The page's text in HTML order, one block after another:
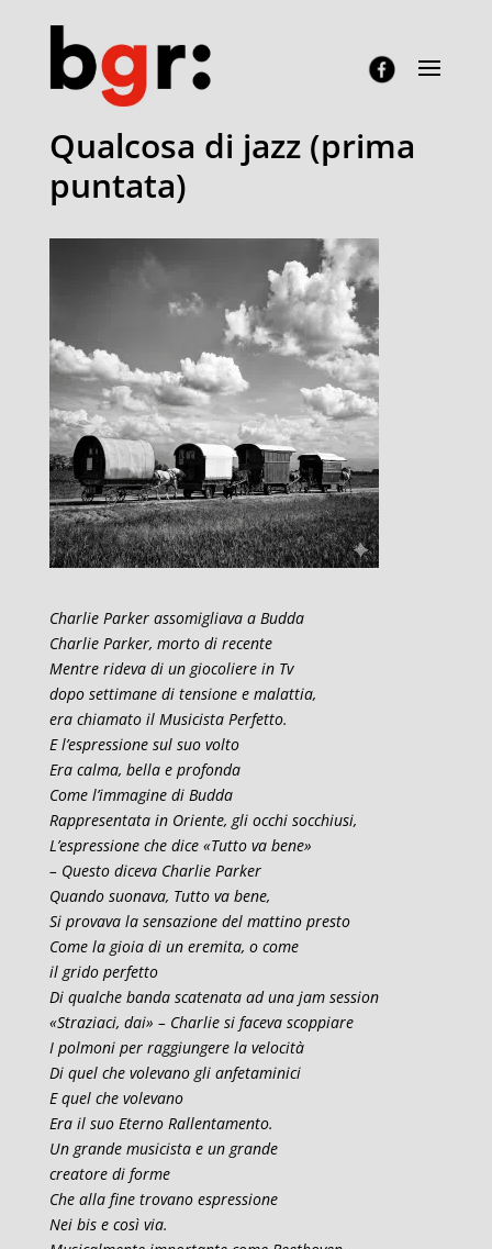
Qualcosa di jazz (prima
puntata)
Charlie Parker assomigliava a Budda
Charlie Parker, morto di recente
Mentre rideva di un giocoliere in Tv
dopo settimane di tensione e malattia,
era chiamato il Musicista Perfetto.
E l’espressione sul suo volto
Era calma, bella e profonda
Come l’immagine di Budda
Rappresentata in Oriente, gli occhi socchiusi,
L’espressione che dice «Tutto va bene»
– Questo diceva Charlie Parker
Quando suonava, Tutto va bene,
Si provava la sensazione del mattino presto
Come la gioia di un eremita, o come
il grido perfetto
Di qualche banda scatenata ad una jam session
«Straziaci, dai» – Charlie si faceva scoppiare
I polmoni per raggiungere la velocità
Di quel che volevano gli anfetaminici
E quel che volevano
Era il suo Eterno Rallentamento.
Un grande musicista e un grande
creatore di forme
Che alla fine trovano espressione
Nei bis e così via.